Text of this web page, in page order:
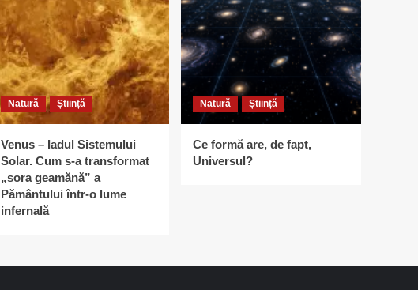
Natură Știință
Venus – Iadul Sistemului
Solar. Cum s-a transformat
„sora geamănă” a
Pământului într-o lume
infernală
Natură Știință
Ce formă are, de fapt,
Universul?